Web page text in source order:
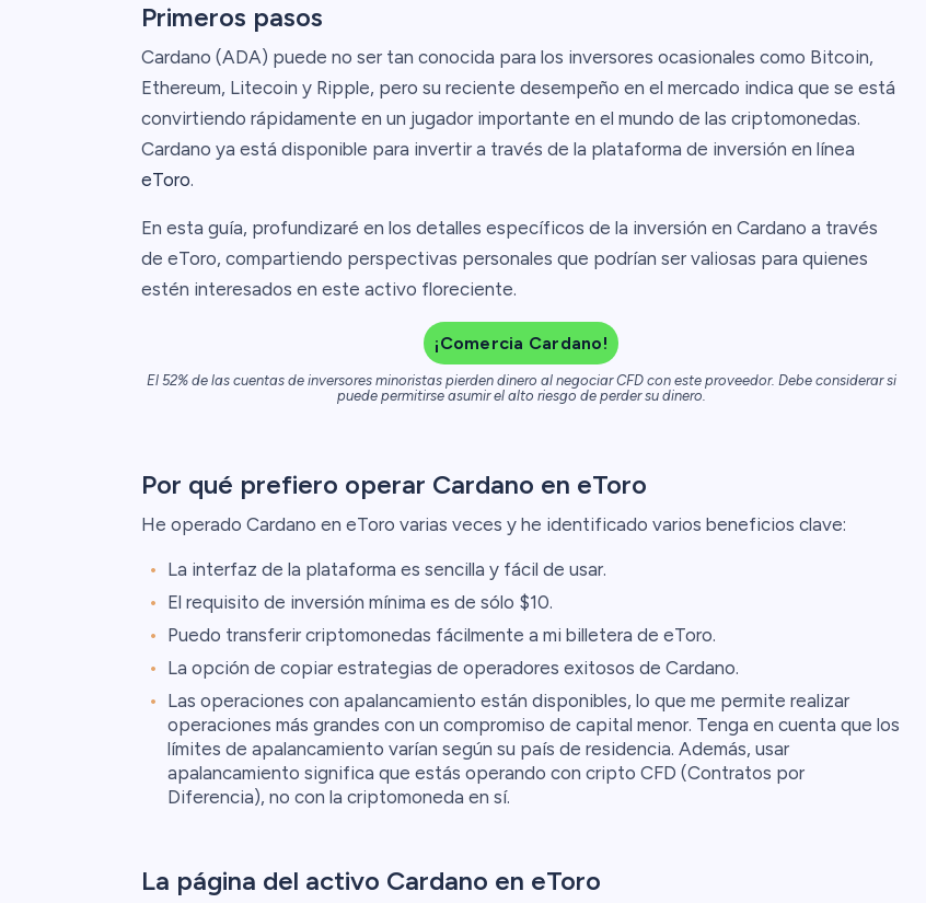
Primeros pasos
Cardano (ADA) puede no ser tan conocida para los inversores ocasionales como Bitcoin,
Ethereum, Litecoin y Ripple, pero su reciente desempeño en el mercado indica que se está
convirtiendo rápidamente en un jugador importante en el mundo de las criptomonedas.
Cardano ya está disponible para invertir a través de la plataforma de inversión en línea
eToro.
En esta guía, profundizaré en los detalles específicos de la inversión en Cardano a través
de eToro, compartiendo perspectivas personales que podrían ser valiosas para quienes
estén interesados en este activo floreciente.
¡Comercia Cardano!
El 52% de las cuentas de inversores minoristas pierden dinero al negociar CFD con este proveedor. Debe considerar si
puede permitirse asumir el alto riesgo de perder su dinero.
Por qué prefiero operar Cardano en eToro
He operado Cardano en eToro varias veces y he identificado varios beneficios clave:
La interfaz de la plataforma es sencilla y fácil de usar.
El requisito de inversión mínima es de sólo $10.
Puedo transferir criptomonedas fácilmente a mi billetera de eToro.
La opción de copiar estrategias de operadores exitosos de Cardano.
Las operaciones con apalancamiento están disponibles, lo que me permite realizar
operaciones más grandes con un compromiso de capital menor. Tenga en cuenta que los
límites de apalancamiento varían según su país de residencia. Además, usar
apalancamiento significa que estás operando con cripto CFD (Contratos por
Diferencia), no con la criptomoneda en sí.
La página del activo Cardano en eToro